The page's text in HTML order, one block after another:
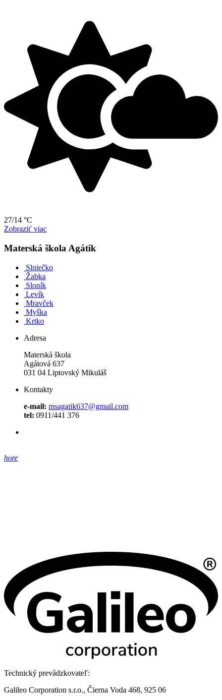
27/14 °C
Zobraziť viac
Materská škola Agátik
Slniečko
Žabka
Sloník
Levík
Mravček
Myška
Krtko
Adresa
Materská škola
Agátová 637
031 04 Liptovský Mikuláš
Kontakty
e-mail: msagatik637@gmail.com
tel: 0911/441 376
hore
Technický prevádzkovateľ:
Galileo Corporation s.r.o., Čierna Voda 468, 925 06